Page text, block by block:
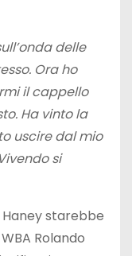
delle
Ora ho
il cappello
Ha vinto la
uscire dal mio
si
starebbe
Rolando